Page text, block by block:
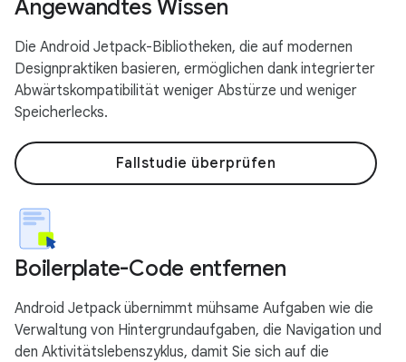
Angewandtes Wissen
Die Android Jetpack-Bibliotheken, die auf modernen
Designpraktiken basieren, ermöglichen dank integrierter
Abwärtskompatibilität weniger Abstürze und weniger
Speicherlecks.
Fallstudie überprüfen
Boilerplate-Code entfernen
Android Jetpack übernimmt mühsame Aufgaben wie die
Verwaltung von Hintergrundaufgaben, die Navigation und
den Aktivitätslebenszyklus, damit Sie sich auf die